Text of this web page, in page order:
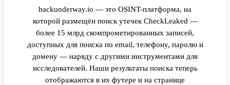
hackunderway.io — это OSINT-платформа, на
которой размещён поиск утечек CheckLeaked —
более 15 млрд скомпрометированных записей,
доступных для поиска по email, телефону, паролю и
домену — наряду с другими инструментами для
исследователей. Наши результаты поиска теперь
отображаются в их футере и на странице